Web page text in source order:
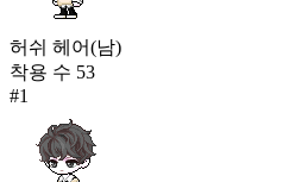
잔잔한 물결(여)
564
허쉬 헤어(남)
착용 수 53
#1